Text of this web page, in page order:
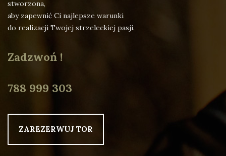
stworzona,
aby zapewnić Ci najlepsze warunki
do realizacji Twojej strzeleckiej pasji.
Zadzwoń !
788 999 303
ZAREZERWUJ TOR